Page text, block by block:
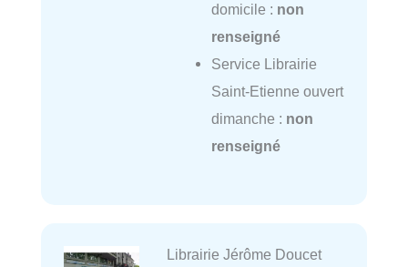
domicile : non
renseigné
Service Librairie
Saint-Etienne ouvert
dimanche : non
renseigné
Librairie Jérôme Doucet